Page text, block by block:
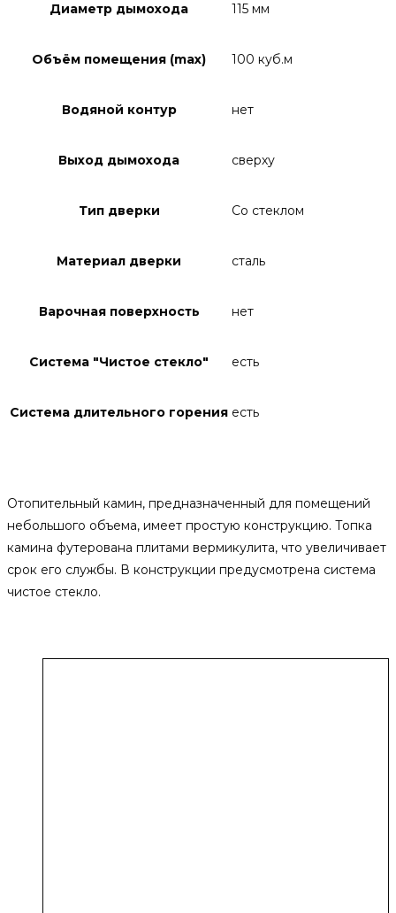
Диаметр дымохода 115 мм
Объём помещения (max) 100 куб.м
Водяной контур нет
Выход дымохода сверху
Тип дверки Со стеклом
Материал дверки сталь
Варочная поверхность нет
Система "Чистое стекло" есть
Система длительного горения есть
Отопительный камин, предназначенный для помещений
небольшого объема, имеет простую конструкцию. Топка
камина футерована плитами вермикулита, что увеличивает
срок его службы. В конструкции предусмотрена система
чистое стекло.